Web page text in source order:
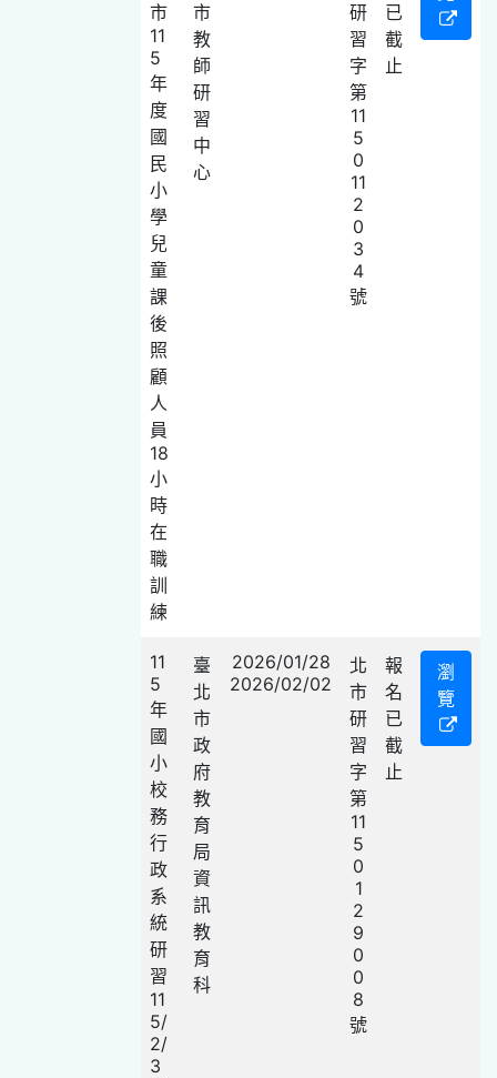
市
11
5
年
度
國
民
小
學
兒
童
課
後
照
顧
人
員
18
小
時
在
職
訓
練
市
教
師
研
習
中
心
研
習
字
第
11
5
0
11
2
0
3
4
號
已
截
止
11
5
年
國
小
校
務
行
政
系
統
研
習
11
5/
2/
3
臺
北
市
政
府
教
育
局
資
訊
教
育
科
2026/01/28
2026/02/02
北
市
研
習
字
第
11
5
0
1
2
9
0
0
8
號
報
名
已
截
止
瀏
覽